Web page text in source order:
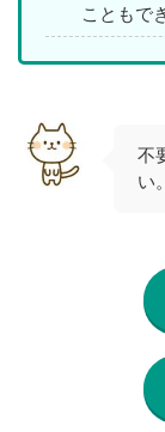
こともで
不
い。